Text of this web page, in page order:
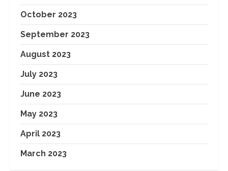
October 2023
September 2023
August 2023
July 2023
June 2023
May 2023
April 2023
March 2023